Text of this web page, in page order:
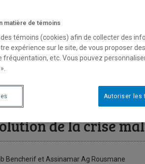
et perspectives sur
de la crise
Bencherif et Assinamar Ag Rousmane
matière de témoins
des témoins (cookies) afin de collecter des
expérience sur le site, de vous proposer
fréquentation, etc. Vous pouvez
Autoriser les